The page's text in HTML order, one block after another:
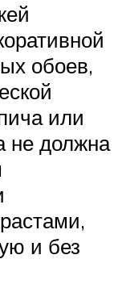
обоев,
или
не должна
и без